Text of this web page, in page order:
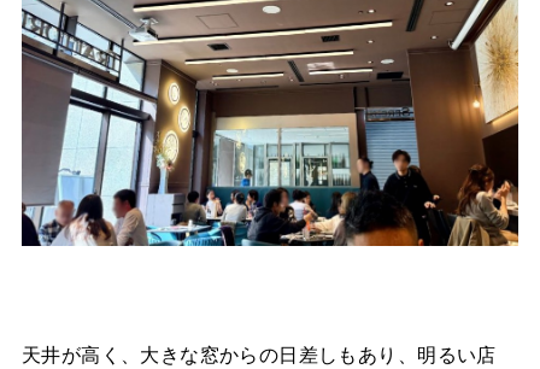
天井が高く、大きな窓からの日差しもあり、明るい店